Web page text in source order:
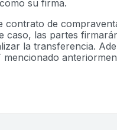
su firma.
contrato de
caso, las partes
la transferencia.